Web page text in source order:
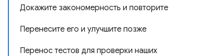
Докажите закономерность и повторите
Перенесите его и улучшите позже
Перенос тестов для проверки наших